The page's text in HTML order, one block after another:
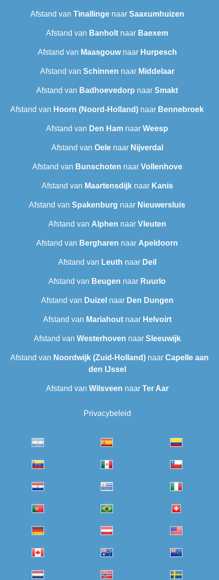
Afstand van Tinallingenaar Saaxumhuizen
Afstand van Banholt naar Baexem
Afstand van Maasgouwnaar Hurpesch
Afstand van Schinnen naar Middelaar
Afstand van Badhoevedorp naar Smakt
Afstand van Hoorn (Noord-Holland) naar Bennebroek
Afstand van Den Ham naar Weesp
Afstand van Oelenaar Nijverdal
Afstand van Bunschoten naar Vollenhove
Afstand van Maartensdijknaar Kanis
Afstand van Spakenburg naar Nieuwersluis
Afstand van Alphen naar Vleuten
Afstand van Bergharen naar Apeldoorn
Afstand van Leuth naar Deil
Afstand van Beugen naar Ruurlo
Afstand van Duizel naar Den Dungen
Afstand van Mariahoutnaar Helvoirt
Afstand van Westerhoven naar Sleeuwijk
Afstand van Noordwijk (Zuid-Holland) naar Capelle aan
den IJssel
Afstand van Wilsveen‎ naar Ter Aar‎
Privacybeleid